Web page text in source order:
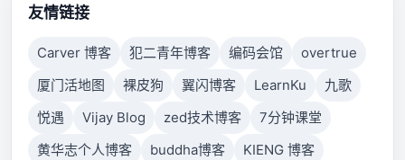
to respond.
友情链接
Carver 博客 犯二青年博客 编码会馆
overtrue
厦门活地图
裸皮狗 翼闪博客 LearnKu
九歌
悦遇
Vijay Blog zed技术博客
7分钟课堂
黄华志个人博客
buddha博客
KIENG 博客